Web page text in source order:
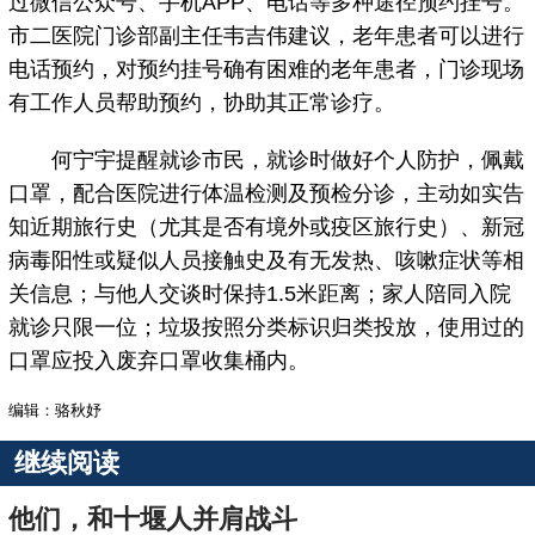
市二医院门诊部副主任韦吉伟建议，老年患者可以进行
电话预约，对预约挂号确有困难的老年患者，门诊现场
有工作人员帮助预约，协助其正常诊疗。
何宁宇提醒就诊市民，就诊时做好个人防护，佩戴
口罩，配合医院进行体温检测及预检分诊，主动如实告
知近期旅行史（尤其是否有境外或疫区旅行史）、新冠
病毒阳性或疑似人员接触史及有无发热、咳嗽症状等相
关信息；与他人交谈时保持1.5米距离；家人陪同入院
就诊只限一位；垃圾按照分类标识归类投放，使用过的
口罩应投入废弃口罩收集桶内。
编辑：骆秋妤
继续阅读
他们，和十堰人并肩战斗